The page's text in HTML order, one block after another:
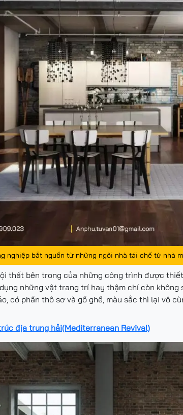
nghiệp bắt nguồn từ những ngôi nhà tái chế từ nhà
thất bên trong của những công trình được
những vật trang trí hay thậm chí còn
có phần thô sơ và gồ ghề, màu sắc thì lại vô
địa trung hải(Mediterranean Revival)